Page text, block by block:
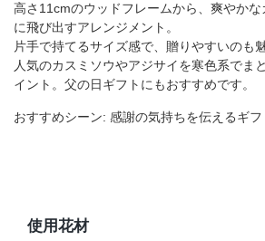
高さ11cmのウッドフレームから、爽やか
に飛び出すアレンジメント。
片手で持てるサイズ感で、贈りやすいのも
人気のカスミソウやアジサイを寒色系でま
イント。父の日ギフトにもおすすめです。
おすすめシーン: 感謝の気持ちを伝えるギフ
使用花材